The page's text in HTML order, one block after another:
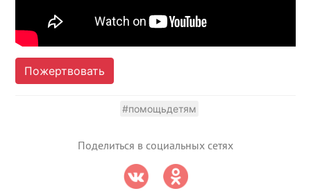
Пожертвовать
#помощьдетям
Поделиться в социальных сетях